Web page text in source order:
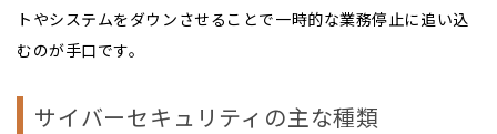
トやシステムをダウンさせることで一時的な業務停止に追い込
むのが手口です。
サイバーセキュリティの主な種類